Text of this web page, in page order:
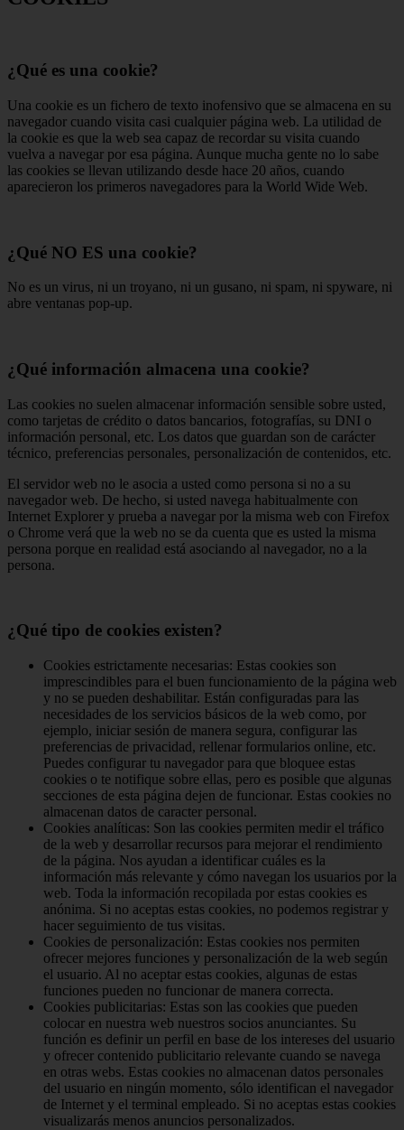
¿Qué es una cookie?
Una cookie es un fichero de texto inofensivo que se almacena en su
navegador cuando visita casi cualquier página web. La utilidad de
la cookie es que la web sea capaz de recordar su visita cuando
vuelva a navegar por esa página. Aunque mucha gente no lo sabe
las cookies se llevan utilizando desde hace 20 años, cuando
aparecieron los primeros navegadores para la World Wide Web.
¿Qué NO ES una cookie?
No es un virus, ni un troyano, ni un gusano, ni spam, ni spyware, ni
abre ventanas pop-up.
¿Qué información almacena una cookie?
Las cookies no suelen almacenar información sensible sobre usted,
como tarjetas de crédito o datos bancarios, fotografías, su DNI o
información personal, etc. Los datos que guardan son de carácter
técnico, preferencias personales, personalización de contenidos, etc.
El servidor web no le asocia a usted como persona si no a su
navegador web. De hecho, si usted navega habitualmente con
Internet Explorer y prueba a navegar por la misma web con Firefox
o Chrome verá que la web no se da cuenta que es usted la misma
persona porque en realidad está asociando al navegador, no a la
persona.
¿Qué tipo de cookies existen?
Cookies estrictamente necesarias: Estas cookies son
imprescindibles para el buen funcionamiento de la página web
y no se pueden deshabilitar. Están configuradas para las
necesidades de los servicios básicos de la web como, por
ejemplo, iniciar sesión de manera segura, configurar las
preferencias de privacidad, rellenar formularios online, etc.
Puedes configurar tu navegador para que bloquee estas
cookies o te notifique sobre ellas, pero es posible que algunas
secciones de esta página dejen de funcionar. Estas cookies no
almacenan datos de caracter personal.
Cookies analíticas: Son las cookies permiten medir el tráfico
de la web y desarrollar recursos para mejorar el rendimiento
de la página. Nos ayudan a identificar cuáles es la
información más relevante y cómo navegan los usuarios por la
web. Toda la información recopilada por estas cookies es
anónima. Si no aceptas estas cookies, no podemos registrar y
hacer seguimiento de tus visitas.
Cookies de personalización: Estas cookies nos permiten
ofrecer mejores funciones y personalización de la web según
el usuario. Al no aceptar estas cookies, algunas de estas
funciones pueden no funcionar de manera correcta.
Cookies publicitarias: Estas son las cookies que pueden
colocar en nuestra web nuestros socios anunciantes. Su
función es definir un perfil en base de los intereses del usuario
y ofrecer contenido publicitario relevante cuando se navega
en otras webs. Estas cookies no almacenan datos personales
del usuario en ningún momento, sólo identifican el navegador
de Internet y el terminal empleado. Si no aceptas estas cookies
visualizarás menos anuncios personalizados.